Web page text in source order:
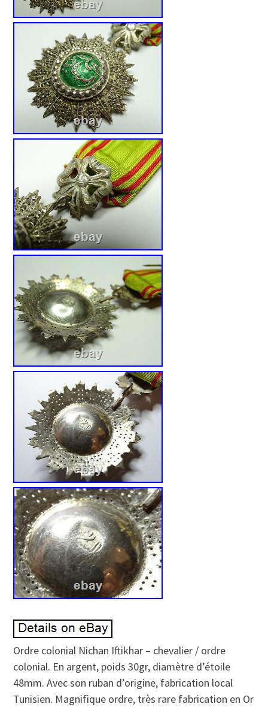
Ordre colonial Nichan Iftikhar – chevalier / ordre
colonial. En argent, poids 30gr, diamètre d’étoile
48mm. Avec son ruban d’origine, fabrication local
Tunisien. Magnifique ordre, très rare fabrication en Or